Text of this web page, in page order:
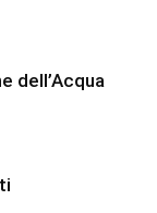
dell’Acqua